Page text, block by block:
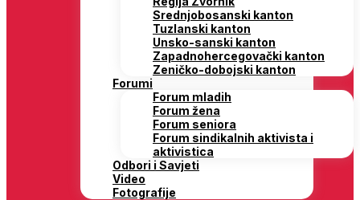
Srednjobosanski kanton
Tuzlanski kanton
Unsko-sanski kanton
Zapadnohercegovački kanton
Zeničko-dobojski kanton
Forumi
Forum mladih
Forum žena
Forum seniora
Forum sindikalnih aktivista i
aktivistica
Odbori i Savjeti
Video
Fotografije